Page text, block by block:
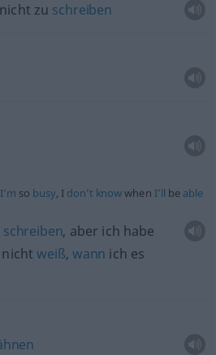
nicht zu schreiben
I’m so busy, I don’t knowwhen I’ll be able
schreiben, aber ich habe
nichtweiß, wann ich es